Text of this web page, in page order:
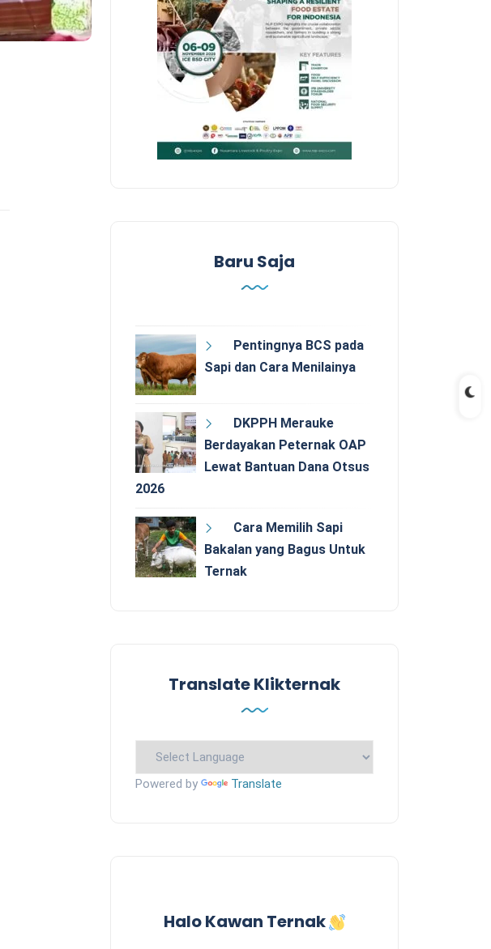
Baru Saja
Pentingnya BCS pada
Sapi dan Cara Menilainya
DKPPH Merauke
Berdayakan Peternak OAP
Lewat Bantuan Dana Otsus
2026
Cara Memilih Sapi
Bakalan yang Bagus Untuk
Ternak
Translate Klikternak
Powered by Translate
Halo Kawan Ternak